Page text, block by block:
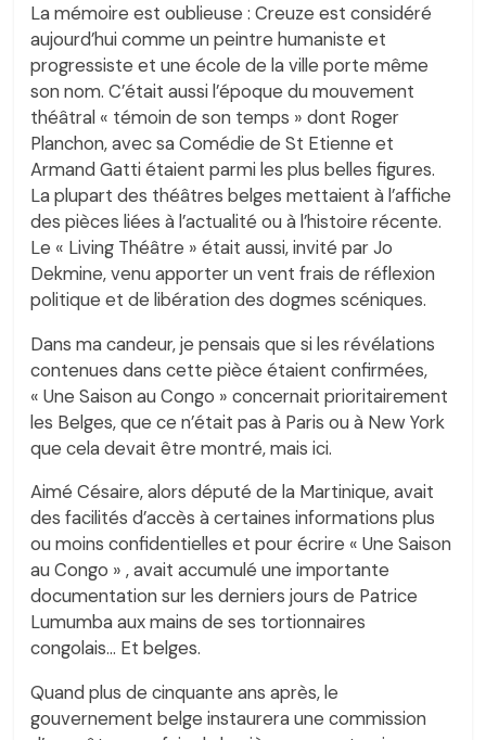
La mémoire est oublieuse : Creuze est considéré
aujourd’hui comme un peintre humaniste et
progressiste et une école de la ville porte même
son nom. C’était aussi l’époque du mouvement
théâtral « témoin de son temps » dont Roger
Planchon, avec sa Comédie de St Etienne et
Armand Gatti étaient parmi les plus belles figures.
La plupart des théâtres belges mettaient à l’affiche
des pièces liées à l’actualité ou à l’histoire récente.
Le « Living Théâtre » était aussi, invité par Jo
Dekmine, venu apporter un vent frais de réflexion
politique et de libération des dogmes scéniques.
Dans ma candeur, je pensais que si les révélations
contenues dans cette pièce étaient confirmées,
« Une Saison au Congo » concernait prioritairement
les Belges, que ce n’était pas à Paris ou à New York
que cela devait être montré, mais ici.
Aimé Césaire, alors député de la Martinique, avait
des facilités d’accès à certaines informations plus
ou moins confidentielles et pour écrire « Une Saison
au Congo » , avait accumulé une importante
documentation sur les derniers jours de Patrice
Lumumba aux mains de ses tortionnaires
congolais… Et belges.
Quand plus de cinquante ans après, le
gouvernement belge instaurera une commission